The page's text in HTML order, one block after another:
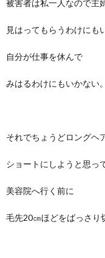
被害者は私一人なので主
見はってもらうわけにも
自分が仕事を休んで
みはるわけにもいかない。
それでちょうどロングヘ
ショートにしようと思っ
美容院へ行く前に
毛先20㎝ほどをばっさり